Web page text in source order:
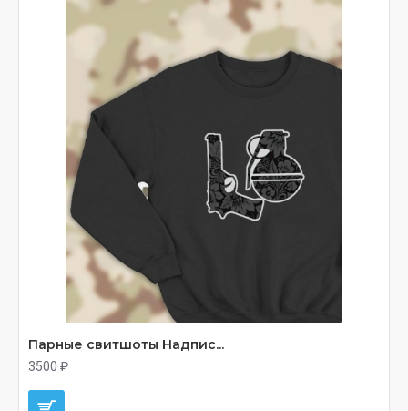
Парные свитшоты Надпис...
3500 ₽